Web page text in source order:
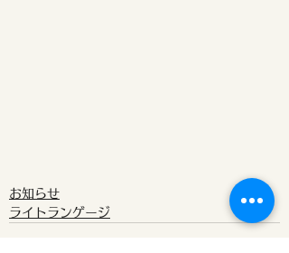
お知らせ
ライトランゲージ